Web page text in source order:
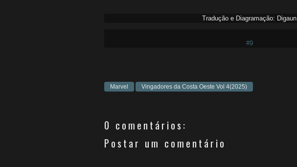
Tradução e Diagramação: Digaun
#9
Marvel Vingadores da Costa Oeste Vol 4(2025)
0 comentários:
Postar um comentário